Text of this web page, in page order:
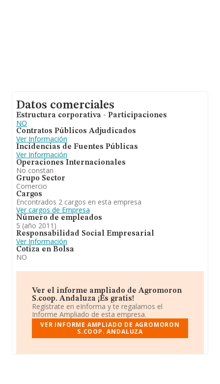
Datos comerciales
Estructura corporativa - Participaciones
NO
Contratos Públicos Adjudicados
Ver Información
Incidencias de Fuentes Públicas
Ver Información
Operaciones Internacionales
No constan
Grupo Sector
Comercio
Cargos
Encontrados 2 cargos en esta empresa
Ver cargos de Empresa
Número de empleados
5 (año 2011)
Responsabilidad Social Empresarial
Ver Información
Cotiza en Bolsa
NO
Ver el informe ampliado de Agromoron
S.coop. Andaluza ¡Es gratis!
Regístrate en eInforma y te regalamos el
Informe Ampliado de esta empresa.
VER INFORME AMPLIADO DE AGROMORON
S.COOP. ANDALUZA